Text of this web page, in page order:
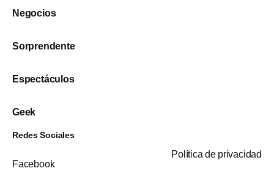
Negocios
Sorprendente
Espectáculos
Geek
Redes Sociales
Facebook
Política de privacidad